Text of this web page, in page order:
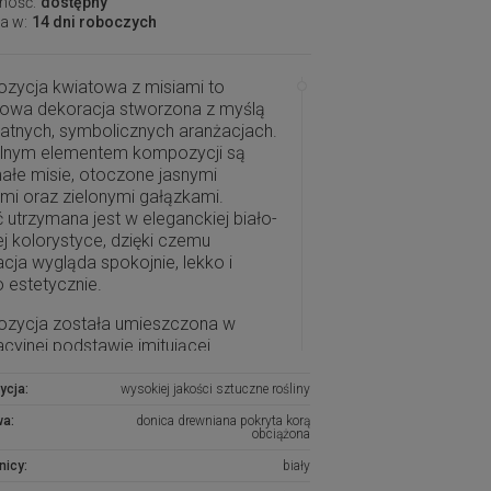
w: 14 dni roboczych
kwiatowa z misiami to
dekoracja stworzona z myślą
symbolicznych aranżacjach.
elementem kompozycji są
misie, otoczone jasnymi
oraz zielonymi gałązkami.
utrzymana jest w eleganckiej biało-
kolorystyce, dzięki czemu
wygląda spokojnie, lekko i
estetycznie.
została umieszczona w
podstawie imitującej
kuleczki, zielone liście oraz
elementy nadają jej naturalny i
wygląd. To gotowa dekoracja,
wymaga dodatkowego
ani pielęgnacji.
wysokiej jakości sztuczne rośliny
donica drewniana pokryta korą
obciążona
biały